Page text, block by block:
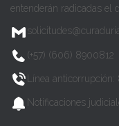
entenderán radicadas el
(+57) (606) 8900812
Línea
Notificaciones